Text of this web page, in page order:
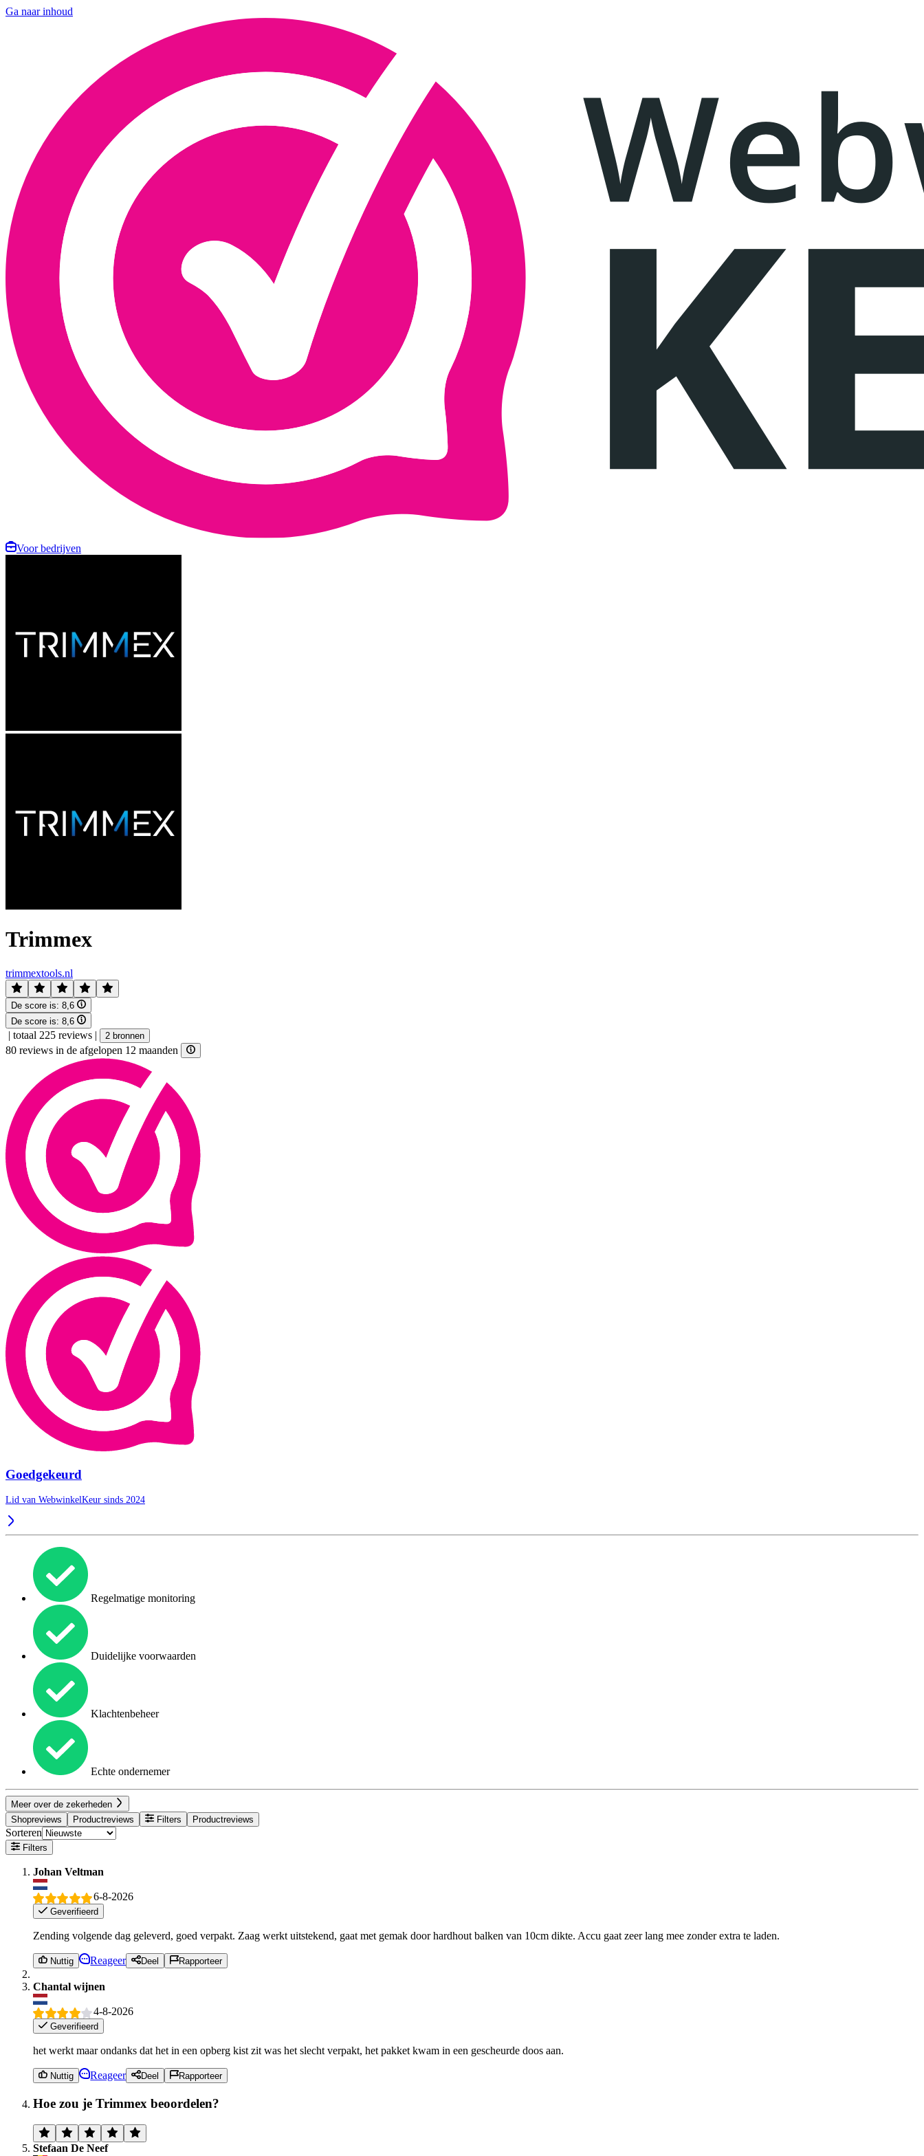
Ga naar inhoud
Voor bedrijven
Trimmex
trimmextools.nl
De score is: 8,6
De score is: 8,6
| totaal 225 reviews | 2 bronnen
80 reviews in de afgelopen 12 maanden
Goedgekeurd
Lid van WebwinkelKeur sinds 2024
Regelmatige monitoring
Duidelijke voorwaarden
Klachtenbeheer
Echte ondernemer
Meer over de zekerheden
Shopreviews
Productreviews Filters Productreviews
Sorteren
Filters
Johan Veltman
6-8-2026
Geverifieerd
Zending volgende dag geleverd, goed verpakt. Zaag werkt uitstekend, gaat met gemak door hardhout balken van 10cm dikte. Accu gaat zeer lang mee zonder extra te laden.
Nuttig Reageer Deel Rapporteer
Chantal wijnen
4-8-2026
Geverifieerd
het werkt maar ondanks dat het in een opberg kist zit was het slecht verpakt, het pakket kwam in een gescheurde doos aan.
Nuttig Reageer Deel Rapporteer
Hoe zou je Trimmex beoordelen?
Stefaan De Neef